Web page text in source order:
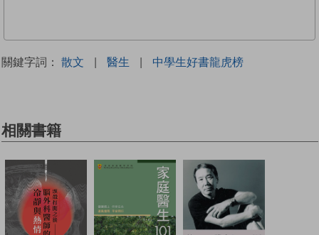
關鍵字詞： 散文 | 醫生 | 中學生好書龍虎榜
相關書籍